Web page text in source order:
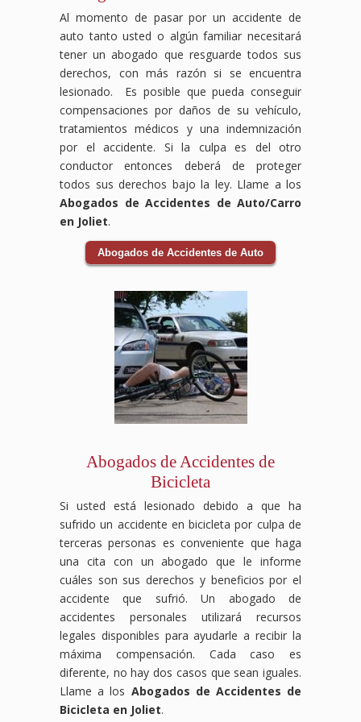
abogados
expertos
en
derecho
laboral
para
que
obtengas
la
compensación
accidente
laboral
que
mereces,
asegurándonos
derechos
como
trabajador
estén
protegidos
todo
Contáctanos
hoy
para
consulta
gratuita.
No
enfrentes
situación
solo.
Estamos
aquí
para
a
conseguir
y
las
consecuencias
pueden
ser
graves.
Nuestro
equipo
de
abogados
especializados
accidentes
tránsito
luchará
para
recibas
el
apoyo
financiero
y
legal
que
mereces,
asegurándonos
que
no
enfrentes
esta
solo.
Contáctanos
hoy
mismo
para
una
consulta
gratuita
y
descubre
podemos
ayudarte
especializados
en
compensación
laboral
luchará
que
tus
derechos
sean
respetados
y
recibas
apoyo
necesario
durante
Las
aseguradoras
pueden
intentar
reducir
o
negar
tus
nosotros
encargamos
proteger
tus
intereses.
Contáctanos
hoy
para
una
consulta
gratuita
y
que
pero
no
tienes
que
enfrentarlo
Nuestro
equipo
de
abogados
expertos
accidentes
de
tránsito
se
encargará
todo
proceso
legal,
reclamo
hasta
con
las
aseguradoras,
asegurándonos
que
obtengas
el
máximo
posible.
Contáctanos
hoy
para
una
gratuita
y
daños
ocasionados
por
el
accidente.
accidentes
de
bicicleta
pueden
ocurrir
debido
a la
de
conductores
o
inseguras
en
la
vía,
y
las
consecuencias
pueden
ser
Nuestro
equipo
de
abogados
en
accidentes
de
tránsito
luchará
para
que
recibas
el
apoyo
y
legal
ocurrir
en
cualquier
industria
dejan
los
trabajadores
enfrentando
dificultades
físicas
económicas.
Nuestro
equipo
expertos
en
derecho
laboral
luchará
para
que
obtengas
compensación
por
laboral
mereces,
asegurándonos
de
que
derechos
como
trabajador
estén
protegidos
todo
Al momento de pasar por un accidente de
auto tanto usted o algún familiar necesitará
tener un abogado que resguarde todos sus
derechos, con más razón si se encuentra
lesionado. Es posible que pueda conseguir
compensaciones por daños de su vehículo,
tratamientos médicos y una indemnización
por el accidente. Si la culpa es del otro
conductor entonces deberá de proteger
todos sus derechos bajo la ley. Llame a los
Abogados de Accidentes de Auto/Carro
en Joliet.
Abogados de Accidentes de Auto
Abogados de Accidentes de
Bicicleta
Si usted está lesionado debido a que ha
sufrido un accidente en bicicleta por culpa de
terceras personas es conveniente que haga
una cita con un abogado que le informe
cuáles son sus derechos y beneficios por el
accidente que sufrió. Un abogado de
accidentes personales utilizará recursos
legales disponibles para ayudarle a recibir la
máxima compensación. Cada caso es
diferente, no hay dos casos que sean iguales.
Llame a los Abogados de Accidentes de
Bicicleta en Joliet.